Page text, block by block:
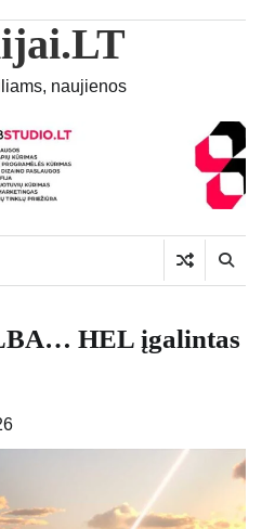
naujienos
HEL įgalintas